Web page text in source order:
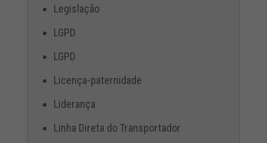
Legislação
LGPD
LGPD
Licença-paternidade
Liderança
Linha Direta do Transportador